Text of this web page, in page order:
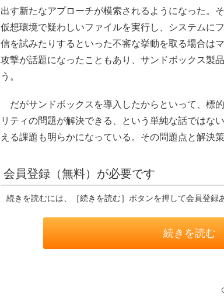
出す新たなアプローチが模索されるようになった。
仮想環境で疑わしいファイルを実行し、システムに
信を試みたりするといった不審な挙動を取る場合は
攻撃が話題になったこともあり、サンドボックス製
う。
だがサンドボックスを導入したからといって、標
リティの問題が解決できる、という単純な話ではな
える課題も明らかになっている。その問題点と解決
会員登録（無料）が必要です
続きを読むには、［続きを読む］ボタンを押して会員登録
続きを読む